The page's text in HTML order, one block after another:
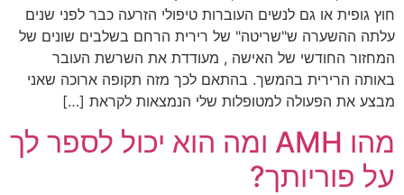
חוץ גופית או גם לנשים העוברות טיפולי הזרעה כבר לפני שנים
עלתה ההשערה ש"שריטה" של רירית הרחם בשלבים שונים של
המחזור החודשי של האישה , מעודדת את השרשת העובר
באותה הרירית בהמשך. בהתאם לכך מזה תקופה ארוכה שאני
מבצע את הפעולה למטופלות שלי הנמצאות לקראת […]
מהו AMH ומה הוא יכול לספר לך
על פוריותך?